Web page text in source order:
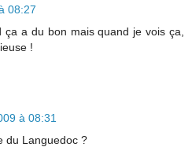
08:27
a du bon mais quand je vois ça,
!
à 08:31
du Languedoc ?